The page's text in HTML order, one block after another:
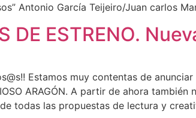
Antonio García Teijeiro/Juan carlos
DE ESTRENO.
Estamos muy contentas de
ARAGÓN. A partir de ahora
todas las propuestas de lectura y